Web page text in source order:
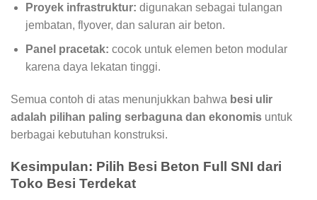
Proyek infrastruktur: digunakan sebagai tulangan
jembatan, flyover, dan saluran air beton.
Panel pracetak: cocok untuk elemen beton modular
karena daya lekatan tinggi.
Semua contoh di atas menunjukkan bahwa besi ulir
adalah pilihan paling serbaguna dan ekonomis untuk
berbagai kebutuhan konstruksi.
Kesimpulan: Pilih Besi Beton Full SNI dari
Toko Besi Terdekat